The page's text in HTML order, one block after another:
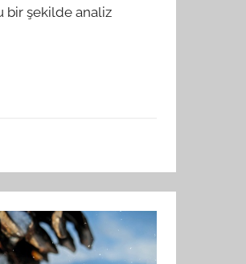
bir şekilde analiz